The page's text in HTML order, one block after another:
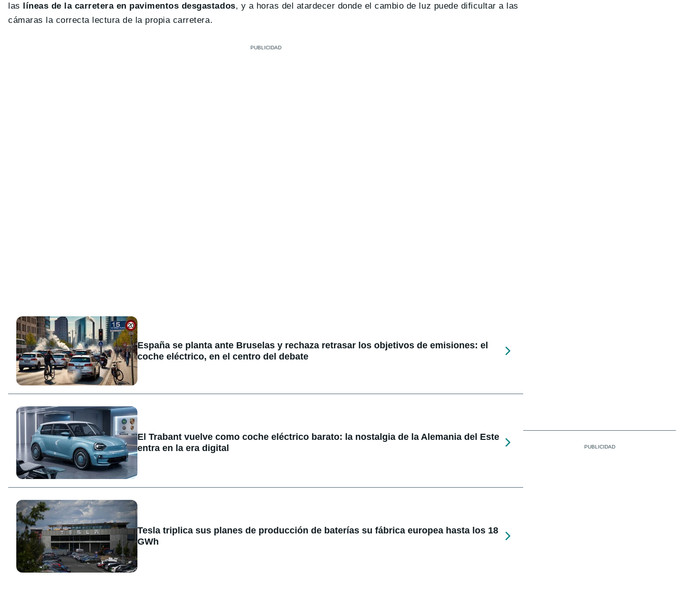
las
líneas de la carretera en pavimentos desgastados, y a horas del atardecer donde el cambio de luz puede dificultar a las
cámaras la correcta lectura de la propia carretera.
España se planta ante Bruselas y rechaza retrasar los objetivos de emisiones: el
coche eléctrico, en el centro del debate
El Trabant vuelve como coche eléctrico barato: la nostalgia de la Alemania del Este
entra en la era digital
Tesla triplica sus planes de producción de baterías su fábrica europea hasta los 18
GWh